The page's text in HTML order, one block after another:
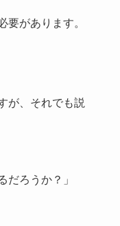
があります。
が、それでも説
ろうか？」